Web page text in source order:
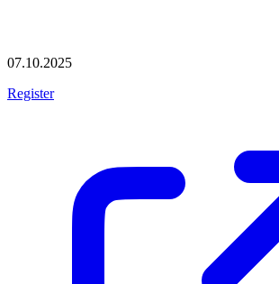
07.10.2025
Register